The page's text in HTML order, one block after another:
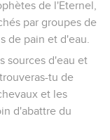
et que c'est
l'holocauste, le
qui était dans le
du peuple
« C'est l'Eternel